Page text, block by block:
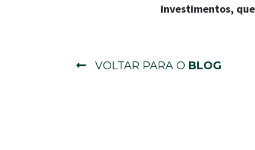
investimentos,
VOLTAR PARA O BLOG